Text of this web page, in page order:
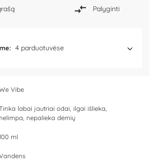
Vibe
labai jautriai odai, ilgai išlieka,
nelimpa, nepalieka dėmių
ml
Palyginti
4 parduotuvėse